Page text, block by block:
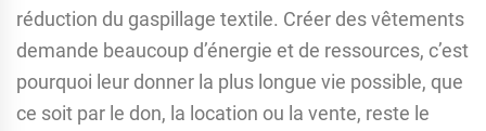
réduction du gaspillage textile. Créer des vêtements
demande beaucoup d’énergie et de ressources, c’est
pourquoi leur donner la plus longue vie possible, que
ce soit par le don, la location ou la vente, reste le